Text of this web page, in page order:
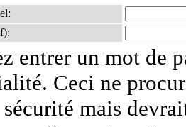
entrer un mot de
Ceci ne
mais